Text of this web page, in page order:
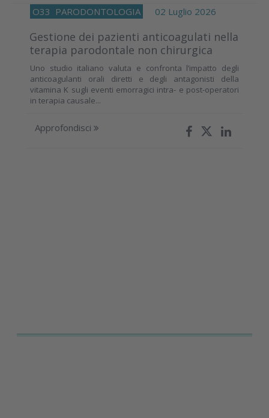
O33 PARODONTOLOGIA 02 Luglio 2026
Gestione dei pazienti anticoagulati nella
terapia parodontale non chirurgica
Uno studio italiano valuta e confronta l’impatto degli
anticoagulanti orali diretti e degli antagonisti della
vitamina K sugli eventi emorragici intra- e post-operatori
in terapia causale...
Approfondisci